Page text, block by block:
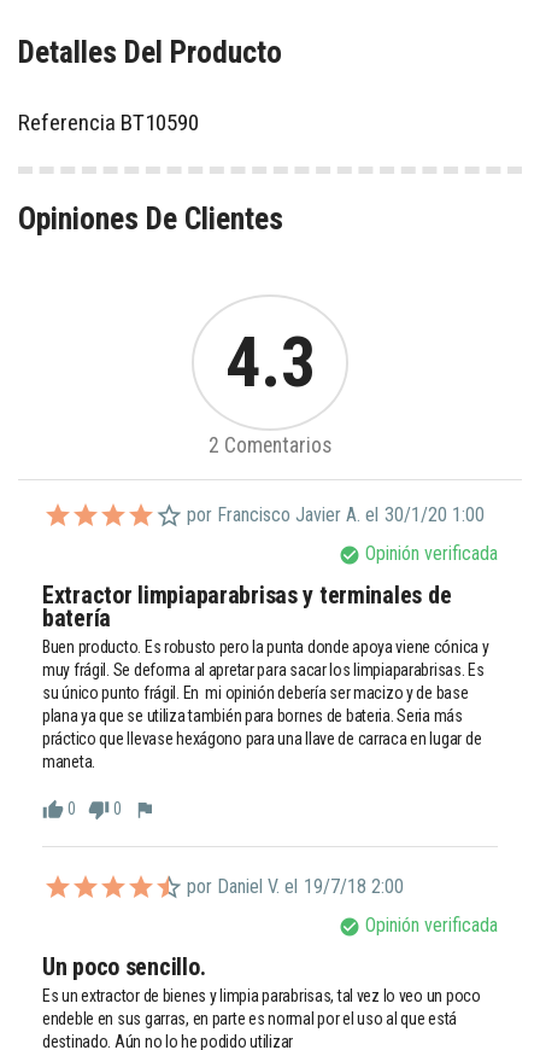
Detalles Del Producto
Referencia BT10590
Opiniones De Clientes
4.3
2 Comentarios
por Francisco Javier A. el 30/1/20 1:00
check_circle Opinión verificada
Extractor limpiaparabrisas y terminales de
batería
Buen producto. Es robusto pero la punta donde apoya viene cónica y
muy frágil. Se deforma al apretar para sacar los limpiaparabrisas. Es
su único punto frágil. En  mi opinión debería ser macizo y de base
plana ya que se utiliza también para bornes de bateria. Seria más
práctico que llevase hexágono para una llave de carraca en lugar de
maneta.
thumb_up0 thumb_down0 flag
por Daniel V. el 19/7/18 2:00
check_circle Opinión verificada
Un poco sencillo.
Es un extractor de bienes y limpia parabrisas, tal vez lo veo un poco
endeble en sus garras, en parte es normal por el uso al que está
destinado. Aún no lo he podido utilizar